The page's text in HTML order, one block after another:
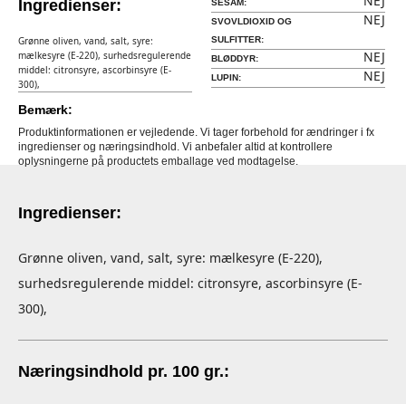
Ingredienser:
Grønne oliven, vand, salt, syre:
mælkesyre (E-220), surhedsregulerende
middel: citronsyre, ascorbinsyre (E-
300),
SESAM:
SVOVLDIOXID OG
SULFITTER:
NEJ
BLØDDYR: NEJ
LUPIN: NEJ
Bemærk:
Produktinformationen er vejledende. Vi tager forbehold for ændringer i fx
ingredienser og næringsindhold. Vi anbefaler altid at kontrollere
oplysningerne på productets emballage ved modtagelse.
Ingredienser:
Grønne oliven, vand, salt, syre: mælkesyre (E-220),
surhedsregulerende middel: citronsyre, ascorbinsyre (E-
300),
Næringsindhold pr. 100 gr.: